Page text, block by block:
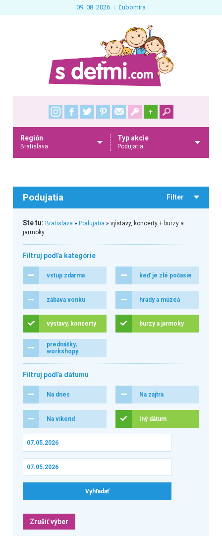
09. 08. 2026 Ľubomíra
+
Región
Bratislava
Typ akcie
Podujatia
Podujatia Filter
Ste tu: Bratislava » Podujatia » výstavy, koncerty + burzy a
jarmoky
Filtruj podľa kategórie
vstup zdarma keď je zlé počasie
zábava vonku hrady a múzeá
výstavy, koncerty burzy a jarmoky
prednášky,
workshopy
Filtruj podľa dátumu
Na dnes Na zajtra
Na víkend Iný dátum
Zrušiť výber